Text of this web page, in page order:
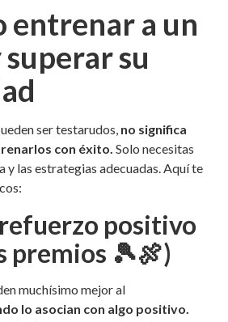
entrenar a un
su
ser testarudos, no significa
con éxito. Solo necesitas
y las estrategias adecuadas. Aquí te
positivo
premios 🎾🍖)
muchísimo mejor al
lo asocian con algo positivo.